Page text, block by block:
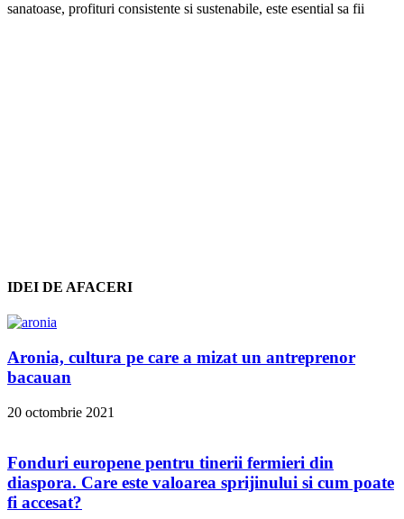
sanatoase, profituri consistente si sustenabile, este esential sa fii
IDEI DE AFACERI
Aronia, cultura pe care a mizat un antreprenor
bacauan
20 octombrie 2021
Fonduri europene pentru tinerii fermieri din
diaspora. Care este valoarea sprijinului si cum poate
fi accesat?